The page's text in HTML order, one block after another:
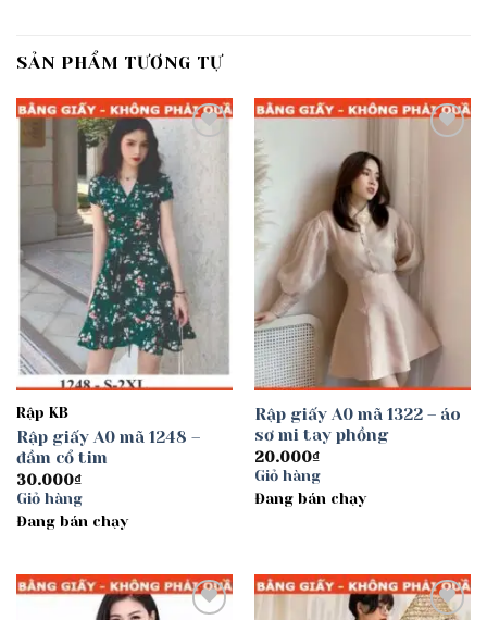
SẢN PHẨM TƯƠNG TỰ
Rập KB
Rập giấy A0 mã 1248 –
đầm cổ tim
30.000₫
Giỏ hàng
Đang bán chạy
Rập giấy A0 mã 1322 – áo
sơ mi tay phồng
20.000₫
Giỏ hàng
Đang bán chạy